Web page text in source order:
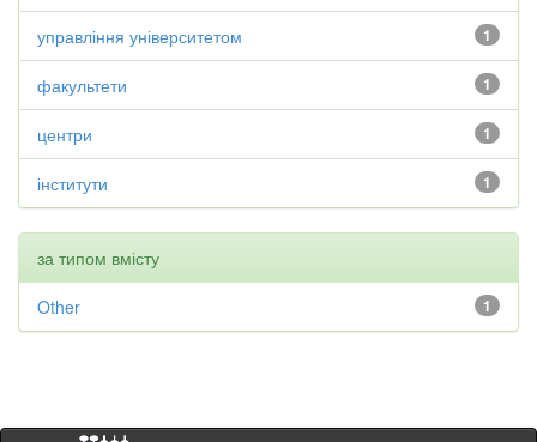
1
управління університетом
1
факультети
1
центри
1
інститути
за типом вмісту
1
Other